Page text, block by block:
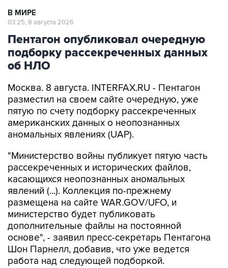
В МИРЕ
03:25, 8 августа 2026
Пентагон опубликовал очередную
подборку рассекреченных данных
об НЛО
Москва. 8 августа. INTERFAX.RU - Пентагон
разместил на своем сайте очередную, уже
пятую по счету подборку рассекреченных
американских данных о неопознанных
аномальных явлениях (UAP).
"Министерство войны публикует пятую часть
рассекреченных и исторических файлов,
касающихся неопознанных аномальных
явлений (...). Коллекция по-прежнему
размещена на сайте WAR.GOV/UFO, и
министерство будет публиковать
дополнительные файлы на постоянной
основе", - заявил пресс-секретарь Пентагона
Шон Парнелл, добавив, что уже ведется
работа над следующей подборкой.